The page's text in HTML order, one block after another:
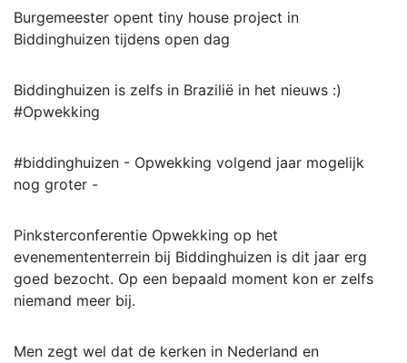
Burgemeester opent tiny house project in
Biddinghuizen tijdens open dag
Biddinghuizen is zelfs in Brazilië in het nieuws :)
#Opwekking
#biddinghuizen - Opwekking volgend jaar mogelijk
nog groter -
Pinksterconferentie Opwekking op het
evenemententerrein bij Biddinghuizen is dit jaar erg
goed bezocht. Op een bepaald moment kon er zelfs
niemand meer bij.
Men zegt wel dat de kerken in Nederland en